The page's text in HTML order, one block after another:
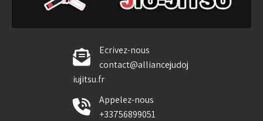
Alliance Judo Jiu-jitsu
Ecrivez-nous
contact@alliancejudoj
iujitsu.fr
Appelez-nous
+33756899051